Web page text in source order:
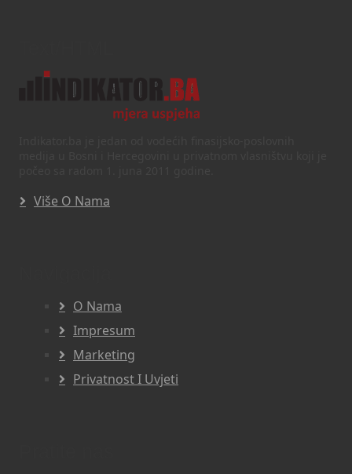
Više O Nama
O Nama
Impresum
Marketing
Privatnost I Uvjeti